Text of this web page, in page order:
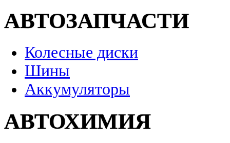
АВТОЗАПЧАСТИ
Колесные диски
Шины
Аккумуляторы
АВТОХИМИЯ